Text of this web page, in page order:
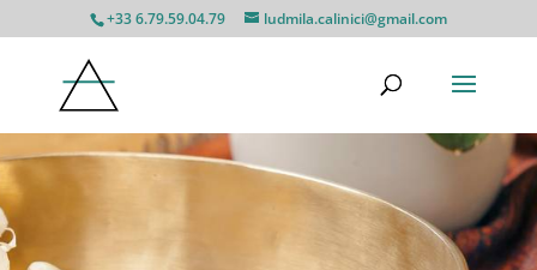
+33 6.79.59.04.79 ludmila.calinici@gmail.com